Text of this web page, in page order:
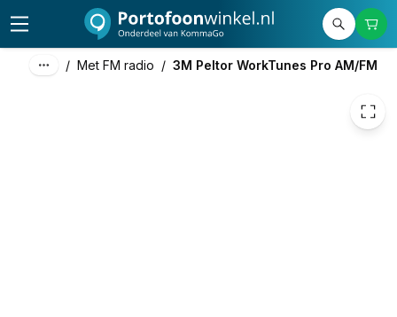
/ Met FM radio / 3M Peltor WorkTunes Pro AM/FM
85,92 excl. btw
103,96 incl. btw